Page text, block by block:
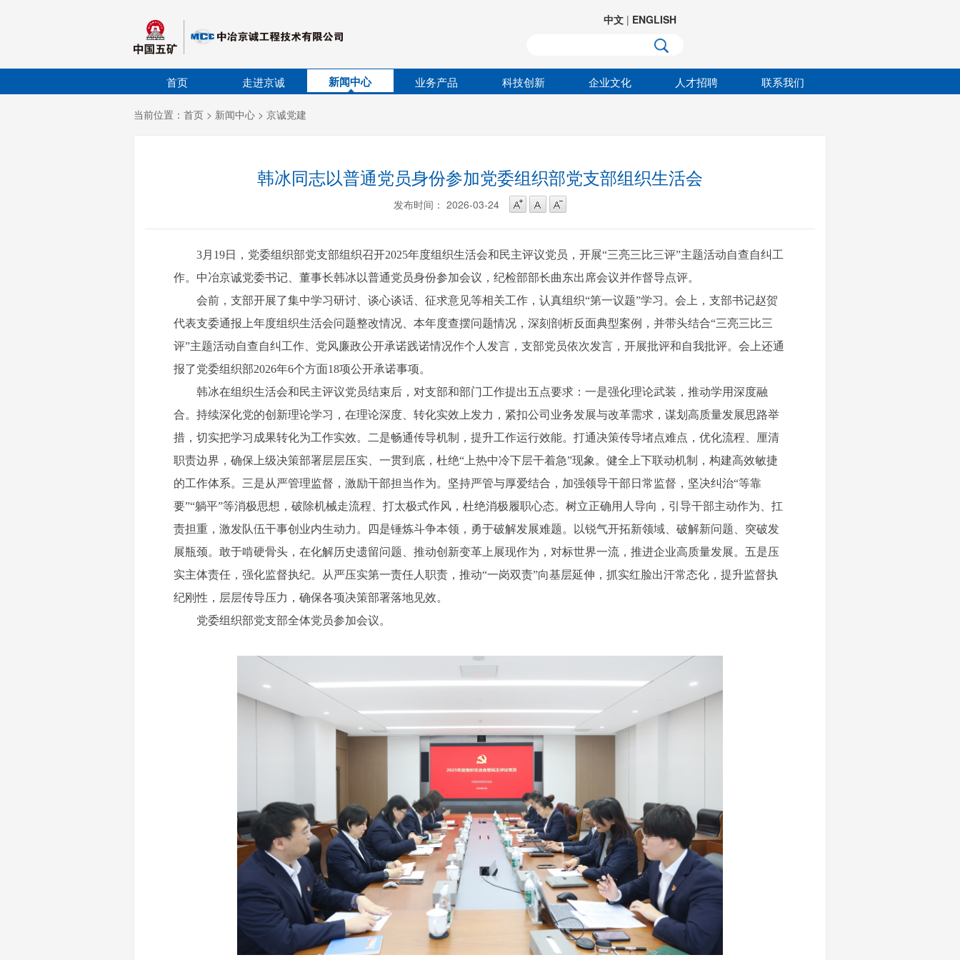
中文 | ENGLISH
首页 走进京诚 新闻中心 业务产品 科技创新 企业文化 人才招聘 联系我们
当前位置： 首页 > 新闻中心 > 京诚党建
韩冰同志以普通党员身份参加党委组织部党支部组织生活会
发布时间： 2026-03-24
3月19日，党委组织部党支部组织召开2025年度组织生活会和民主评议党员，开展“三亮三比三评”主题活动自查自纠工
作。中冶京诚党委书记、董事长韩冰以普通党员身份参加会议，纪检部部长曲东出席会议并作督导点评。
会前，支部开展了集中学习研讨、谈心谈话、征求意见等相关工作，认真组织“第一议题”学习。会上，支部书记赵贺
代表支委通报上年度组织生活会问题整改情况、本年度查摆问题情况，深刻剖析反面典型案例，并带头结合“三亮三比三
评”主题活动自查自纠工作、党风廉政公开承诺践诺情况作个人发言，支部党员依次发言，开展批评和自我批评。会上还通
报了党委组织部2026年6个方面18项公开承诺事项。
韩冰在组织生活会和民主评议党员结束后，对支部和部门工作提出五点要求：一是强化理论武装，推动学用深度融
合。持续深化党的创新理论学习，在理论深度、转化实效上发力，紧扣公司业务发展与改革需求，谋划高质量发展思路举
措，切实把学习成果转化为工作实效。二是畅通传导机制，提升工作运行效能。打通决策传导堵点难点，优化流程、厘清
职责边界，确保上级决策部署层层压实、一贯到底，杜绝“上热中冷下层干着急”现象。健全上下联动机制，构建高效敏捷
的工作体系。三是从严管理监督，激励干部担当作为。坚持严管与厚爱结合，加强领导干部日常监督，坚决纠治“等靠
要”“躺平”等消极思想，破除机械走流程、打太极式作风，杜绝消极履职心态。树立正确用人导向，引导干部主动作为、扛
责担重，激发队伍干事创业内生动力。四是锤炼斗争本领，勇于破解发展难题。以锐气开拓新领域、破解新问题、突破发
展瓶颈。敢于啃硬骨头，在化解历史遗留问题、推动创新变革上展现作为，对标世界一流，推进企业高质量发展。五是压
实主体责任，强化监督执纪。从严压实第一责任人职责，推动“一岗双责”向基层延伸，抓实红脸出汗常态化，提升监督执
纪刚性，层层传导压力，确保各项决策部署落地见效。
党委组织部党支部全体党员参加会议。